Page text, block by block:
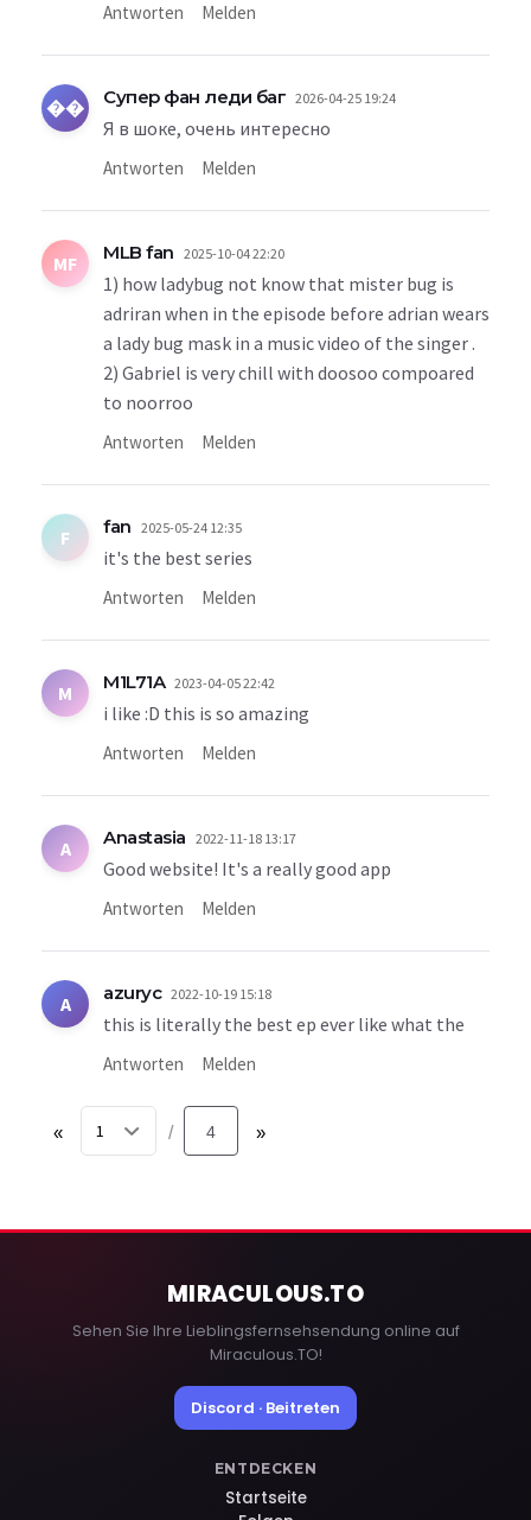
Antworten Melden
�� Супер фан леди баг 2026-04-25 19:24
Я в шоке, очень интересно
Antworten Melden
MF MLB fan 2025-10-04 22:20
1) how ladybug not know that mister bug is
adriran when in the episode before adrian wears
a lady bug mask in a music video of the singer .
2) Gabriel is very chill with doosoo compoared
to noorroo
Antworten Melden
F fan 2025-05-24 12:35
it's the best series
Antworten Melden
M M1L71A 2023-04-05 22:42
i like :D this is so amazing
Antworten Melden
A Anastasia 2022-11-18 13:17
Good website! It's a really good app
Antworten Melden
A azuryc 2022-10-19 15:18
this is literally the best ep ever like what the
Antworten Melden
« / 4 »
MIRACULOUS.TO
Sehen Sie Ihre Lieblingsfernsehsendung online auf
Miraculous.TO!
Discord · Beitreten
ENTDECKEN
Startseite